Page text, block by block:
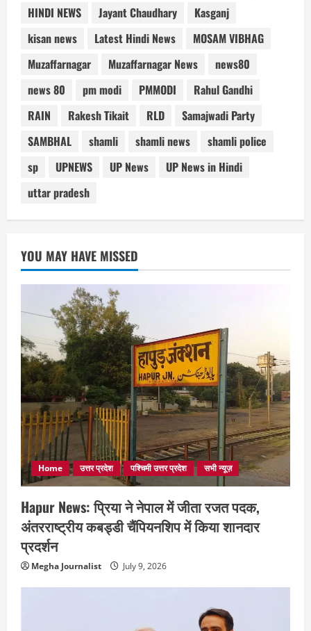
HINDI NEWS
Jayant Chaudhary
Kasganj
kisan news
Latest Hindi News
MOSAM VIBHAG
Muzaffarnagar
Muzaffarnagar News
news80
news 80
pm modi PMMODI
Rahul Gandhi
RAIN
Rakesh Tikait RLD
Samajwadi Party
SAMBHAL
shamli shamli news
shamli police
sp
UPNEWS UP News
UP News in Hindi
uttar pradesh
YOU MAY HAVE MISSED
Home उत्तर प्रदेश पश्चिमी उत्तर प्रदेश सभी न्यूज़
Hapur News: प्रिया ने नेपाल में जीता रजत पदक,
अंतरराष्ट्रीय कबड्डी चैंपियनशिप में किया शानदार
प्रदर्शन
Megha Journalist July 9, 2026